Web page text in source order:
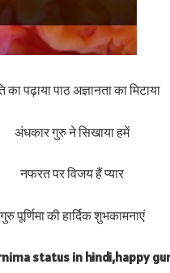
का पढ़ाया पाठ अज्ञानता का मिटाया
अंधकार गुरु ने सिखाया हमें
नफरत पर विजय हैं प्यार
गुरु पूर्णिमा की हार्दिक शुभकामनाएं
status in hindi,happy